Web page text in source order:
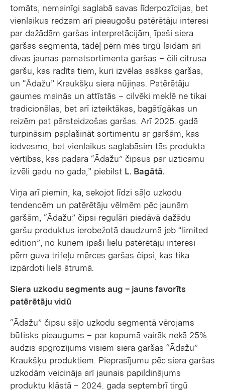
tomāts, nemainīgi saglabā savas līderpozīcijas, bet
vienlaikus redzam arī pieaugošu patērētāju interesi
par dažādām garšas interpretācijām, īpaši siera
garšas segmentā, tādēļ pērn mēs tirgū laidām arī
divas jaunas pamatsortimenta garšas – čili citrusa
garšu, kas radīta tiem, kuri izvēlas asākas garšas,
un “Ādažu” Kraukšķu siera nūjiņas. Patērētāju
gaumes mainās un attīstās – cilvēki meklē ne tikai
tradicionālas, bet arī izteiktākas, bagātīgākas un
reizēm pat pārsteidzošas garšas. Arī 2025. gadā
turpināsim paplašināt sortimentu ar garšām, kas
iedvesmo, bet vienlaikus saglabāsim tās produkta
vērtības, kas padara “Ādažu” čipsus par uzticamu
izvēli gadu no gada,” piebilst L. Bagātā.
Viņa arī piemin, ka, sekojot līdzi sāļo uzkodu
tendencēm un patērētāju vēlmēm pēc jaunām
garšām, “Ādažu” čipsi regulāri piedāvā dažādu
garšu produktus ierobežotā daudzumā jeb “limited
edition”, no kuriem īpaši lielu patērētāju interesi
pērn guva trifeļu mērces garšas čipsi, kas tika
izpārdoti lielā ātrumā.
Siera uzkodu segments aug – jauns favorīts
patērētāju vidū
“Ādažu” čipsu sāļo uzkodu segmentā vērojams
būtisks pieaugums – par kopumā vairāk nekā 25%
audzis apgrozījums visiem siera garšas “Ādažu”
Kraukšķu produktiem. Pieprasījumu pēc siera garšas
uzkodām veicināja arī jaunais papildinājums
produktu klāstā – 2024. gada septembrī tirgū